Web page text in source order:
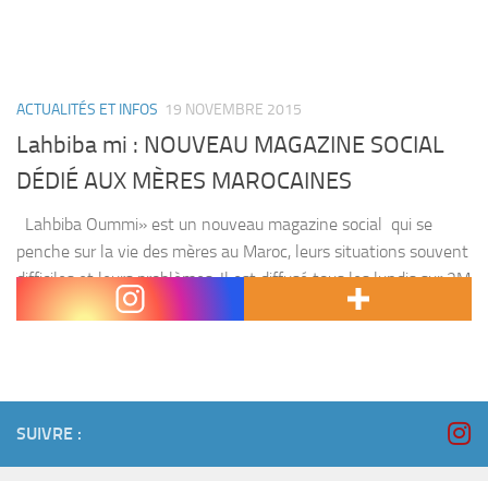
ACTUALITÉS ET INFOS 19 NOVEMBRE 2015
Lahbiba mi : NOUVEAU MAGAZINE SOCIAL
DÉDIÉ AUX MÈRES MAROCAINES
Lahbiba Oummi» est un nouveau magazine social qui se
penche sur la vie des mères au Maroc, leurs situations souvent
difficiles et leurs problèmes. Il est diffusé tous les lundis sur 2M
et 2M...
SUIVRE :